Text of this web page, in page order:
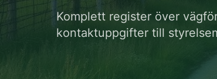
Komplett register över
kontaktuppgifter till